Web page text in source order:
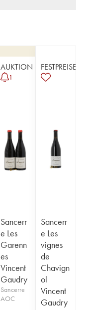
AUKTION
1
Sancerr
e Les
Garenn
es
Vincent
Gaudry
Sancerre
AOC
FESTPREISE
Sancerr
e Les
vignes
de
Chavign
ol
Vincent
Gaudry